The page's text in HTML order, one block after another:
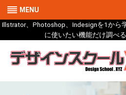
MENU
Illstrator、Photoshop、Indesignを1から
に使いたい機能だけ調べ